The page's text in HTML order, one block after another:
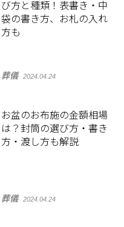
び方と種類！表書き・中
袋の書き方、お札の入れ
方も
葬儀 2024.04.24
お盆のお布施の金額相場
は？封筒の選び方・書き
方・渡し方も解説
葬儀 2024.04.24